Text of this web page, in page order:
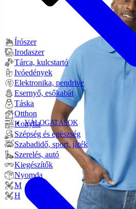
VÁLOGATÁSOK
Írószer
Irodaszer
Tárca, kulcstartó
Ivóedények
Elektronika, pendrive
Esernyő, esőkabát
Táska
Otthon
Konyha
Szépség és egészség
Szabadidő, sport, játék
Szerelés, autó
Kiegészítők
Nyomda
M
H